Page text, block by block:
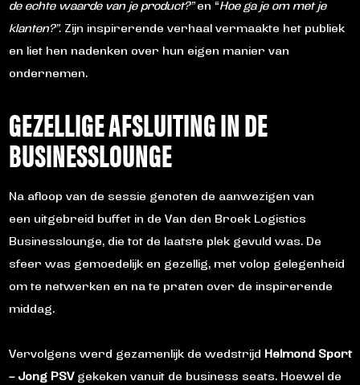
de echte waarde van je product?”en “Hoe ga je om met je
klanten?”.Zijn inspirerende verhaal vermaakte het publiek
en liet hen nadenken over hun eigen manier van
ondernemen.
GEZELLIGE AFSLUITING IN DE
BUSINESSLOUNGE
Na afloop van de sessie genoten de aanwezigen van
een uitgebreid buffet in de Van den Broek Logistics
Businesslounge, die tot de laatste plek gevuld was. De
sfeer was gemoedelijk en gezellig, met volop gelegenheid
om te netwerken en na te praten over de inspirerende
middag.
Vervolgens werd gezamenlijk de wedstrijd Helmond Sport
– Jong PSVgekeken vanuit de business seats. Hoewel de